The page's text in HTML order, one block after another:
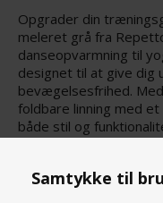
Samtykke til
Opgrader din
meleret grå fra
danseopvarmning til
designet til at give dig
bevægelsesfrihed.
foldbare linning med
både stil og
og 5% elastan, sikrer